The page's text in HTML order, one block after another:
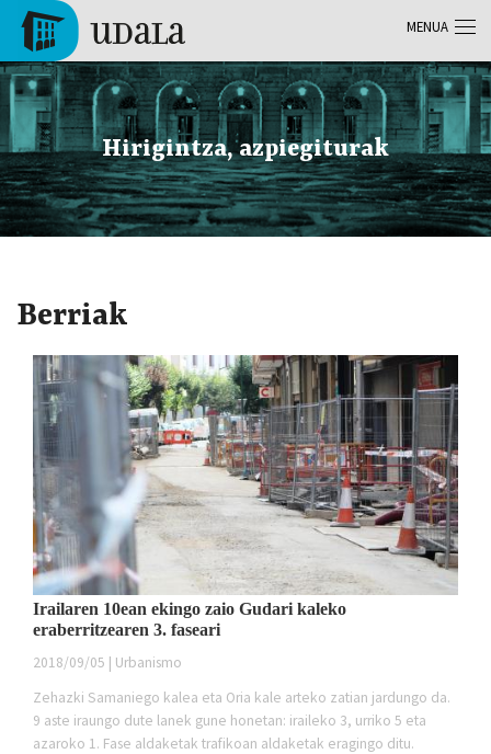
Skip to main content
Tolosa
Hirigintza, azpiegiturak
Berriak
Irailaren 10ean ekingo zaio Gudari kaleko
eraberritzearen 3. faseari
2018/09/05 | Urbanismo
Zehazki Samaniego kalea eta Oria kale arteko zatian jardungo da.
9 aste iraungo dute lanek gune honetan: iraileko 3, urriko 5 eta
azaroko 1. Fase aldaketak trafikoan aldaketak eragingo ditu.
MENUA